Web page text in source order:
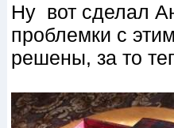
Ну вот сделал
проблемки с
решены, за то